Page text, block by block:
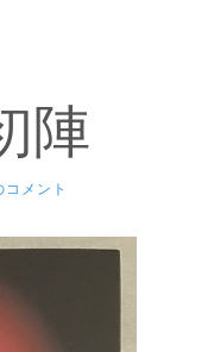
陣
コメント